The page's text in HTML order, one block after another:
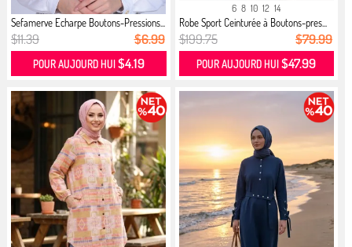
Sefamerve Echarpe Boutons-Pressions...
$11.39 $6.99
POUR AUJOURD HUI $4.19
6 8 10 12 14
Robe Sport Ceinturée à Boutons-pres...
$199.75 $79.99
POUR AUJOURD HUI$47.99